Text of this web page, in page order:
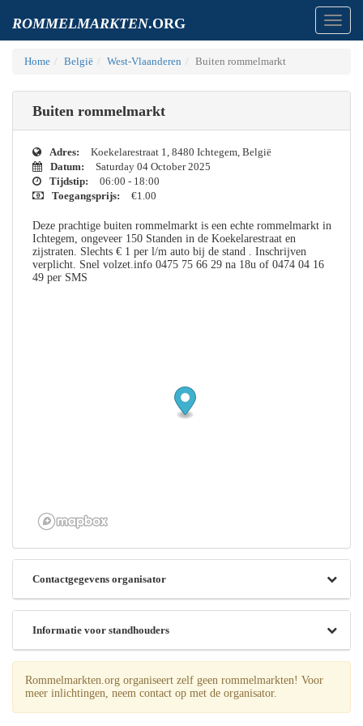
ROMMELMARKTEN.ORG
Home België West-Vlaanderen Buiten rommelmarkt
Buiten rommelmarkt
Adres:
Koekelarestraat 1, 8480 Ichtegem, België
Datum:
Saturday 04 October 2025
Tijdstip:
06:00 - 18:00
Toegangsprijs:
€1.00
Deze prachtige buiten rommelmarkt is een echte rommelmarkt in
Ichtegem, ongeveer 150 Standen in de Koekelarestraat en
zijstraten. Slechts € 1 per l/m auto bij de stand . Inschrijven
verplicht. Snel volzet.info 0475 75 66 29 na 18u of 0474 04 16
49 per SMS
Contactgegevens organisator
Informatie voor standhouders
Rommelmarkten.org organiseert zelf geen rommelmarkten! Voor
meer inlichtingen, neem contact op met de organisator.